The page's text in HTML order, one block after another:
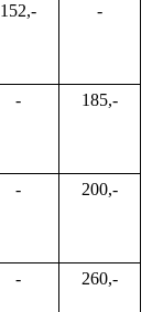
152,- -
- 185,-
- 200,-
- 260,-